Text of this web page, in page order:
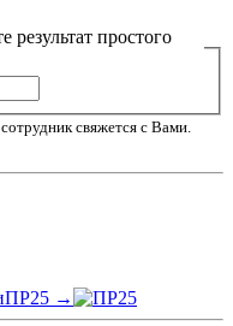
простого
свяжется с Вами.
ПР25 →